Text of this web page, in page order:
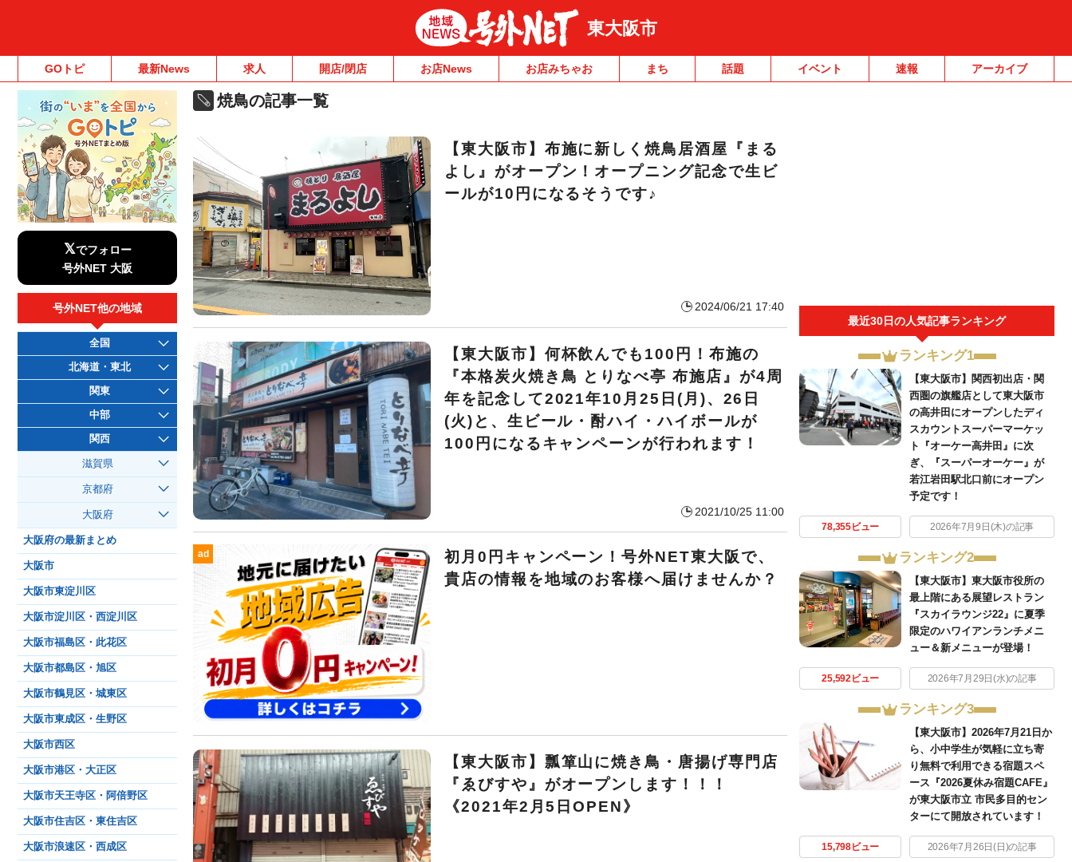
東大阪市
GOトピ 最新News 求人 開店/閉店 お店News お店みちゃお まち 話題 イベント 速報 アーカイブ
焼鳥の記事一覧
【東大阪市】布施に新しく焼鳥居酒屋『まる
よし』がオープン！オープニング記念で生ビ
ールが10円になるそうです♪
2024/06/21 17:40
【東大阪市】何杯飲んでも100円！布施の
『本格炭火焼き鳥 とりなべ亭 布施店』が4周
年を記念して2021年10月25日(月)、26日
(火)と、生ビール・酎ハイ・ハイボールが
100円になるキャンペーンが行われます！
2021/10/25 11:00
ad
初月0円キャンペーン！号外NET東大阪で、
貴店の情報を地域のお客様へ届けませんか？
【東大阪市】瓢箪山に焼き鳥・唐揚げ専門店
『ゑびすや』がオープンします！！！
《2021年2月5日OPEN》
最近30日の人気記事ランキング
ランキング1
【東大阪市】関西初出店・関
西圏の旗艦店として東大阪市
の高井田にオープンしたディ
スカウントスーパーマーケッ
ト『オーケー高井田』に次
ぎ、『スーパーオーケー』が
若江岩田駅北口前にオープン
予定です！
78,355ビュー 2026年7月9日(木)の記事
ランキング2
【東大阪市】東大阪市役所の
最上階にある展望レストラン
『スカイラウンジ22』に夏季
限定のハワイアンランチメニ
ュー＆新メニューが登場！
25,592ビュー 2026年7月29日(水)の記事
ランキング3
【東大阪市】2026年7月21日か
ら、小中学生が気軽に立ち寄
り無料で利用できる宿題スペ
ース『2026夏休み宿題CAFE』
が東大阪市立 市民多目的セン
ターにて開放されています！
15,798ビュー 2026年7月26日(日)の記事
𝕏でフォロー
号外NET 大阪
号外NET他の地域
全国
北海道・東北
関東
中部
関西
滋賀県
京都府
大阪府
大阪府の最新まとめ
大阪市
大阪市東淀川区
大阪市淀川区・西淀川区
大阪市福島区・此花区
大阪市都島区・旭区
大阪市鶴見区・城東区
大阪市東成区・生野区
大阪市西区
大阪市港区・大正区
大阪市天王寺区・阿倍野区
大阪市住吉区・東住吉区
大阪市浪速区・西成区